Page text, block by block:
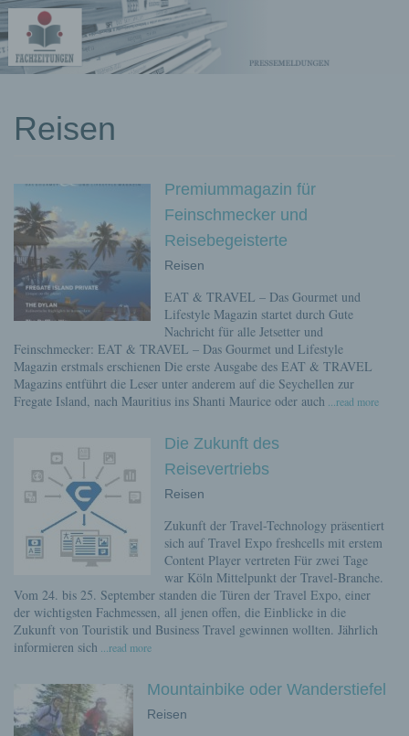
Pressemeldungen
Reisen
Premiummagazin für
Feinschmecker und
Reisebegeisterte
Reisen
EAT & TRAVEL – Das Gourmet und
Lifestyle Magazin startet durch Gute
Nachricht für alle Jetsetter und
Feinschmecker: EAT & TRAVEL – Das Gourmet und Lifestyle
Magazin erstmals erschienen Die erste Ausgabe des EAT & TRAVEL
Magazins entführt die Leser unter anderem auf die Seychellen zur
Fregate Island, nach Mauritius ins Shanti Maurice oder auch ...read more
Die Zukunft des
Reisevertriebs
Reisen
Zukunft der Travel-Technology präsentiert
sich auf Travel Expo freshcells mit erstem
Content Player vertreten Für zwei Tage
war Köln Mittelpunkt der Travel-Branche.
Vom 24. bis 25. September standen die Türen der Travel Expo, einer
der wichtigsten Fachmessen, all jenen offen, die Einblicke in die
Zukunft von Touristik und Business Travel gewinnen wollten. Jährlich
informieren sich ...read more
Mountainbike oder Wanderstiefel
Reisen